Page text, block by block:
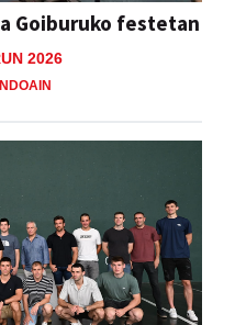
Goiburuko festetan
2026